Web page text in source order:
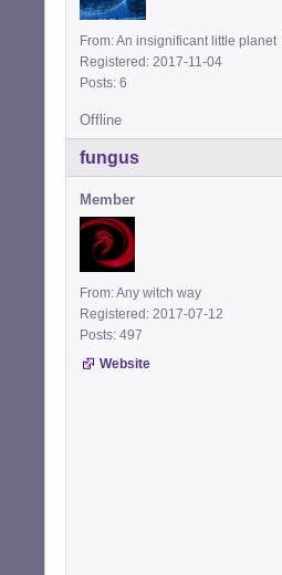
From: An insignificant little planet
Registered: 2017-11-04
Posts: 6
Offline
fungus
Member
From: Any witch way
Registered: 2017-07-12
Posts: 497
Website